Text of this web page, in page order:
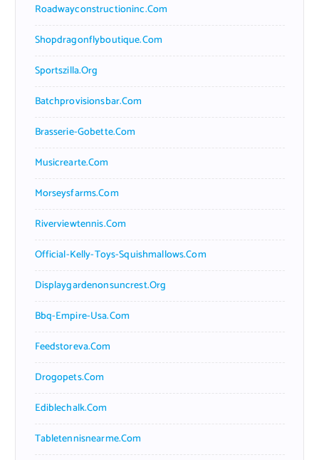
Roadwayconstructioninc.com
Shopdragonflyboutique.com
Sportszilla.org
Batchprovisionsbar.com
Brasserie-Gobette.com
Musicrearte.com
Morseysfarms.com
Riverviewtennis.com
Official-Kelly-Toys-Squishmallows.com
Displaygardenonsuncrest.org
Bbq-Empire-Usa.com
Feedstoreva.com
Drogopets.com
Ediblechalk.com
Tabletennisnearme.com